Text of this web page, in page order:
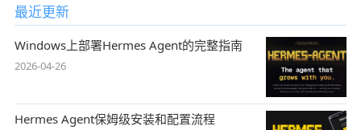
最近更新
Windows上部署Hermes Agent的完整指南
2026-04-26
Hermes Agent保姆级安装和配置流程